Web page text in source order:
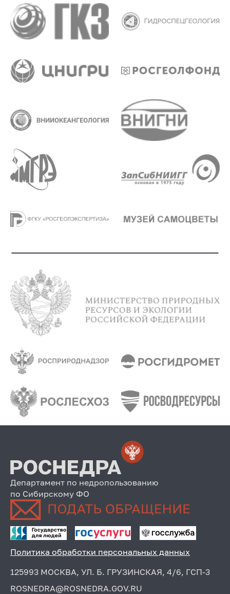
Департамент по недропользованию
по Сибирскому ФО
Политика обработки персональных данных
125993 МОСКВА, УЛ. Б. ГРУЗИНСКАЯ, 4/6, ГСП-3
ROSNEDRA@ROSNEDRA.GOV.RU